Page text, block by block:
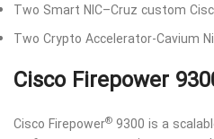
Two Smart NIC–Cruz custom
Two Crypto Accelerator-Cavium
Cisco Firepower
Cisco Firepower® 9300 is a